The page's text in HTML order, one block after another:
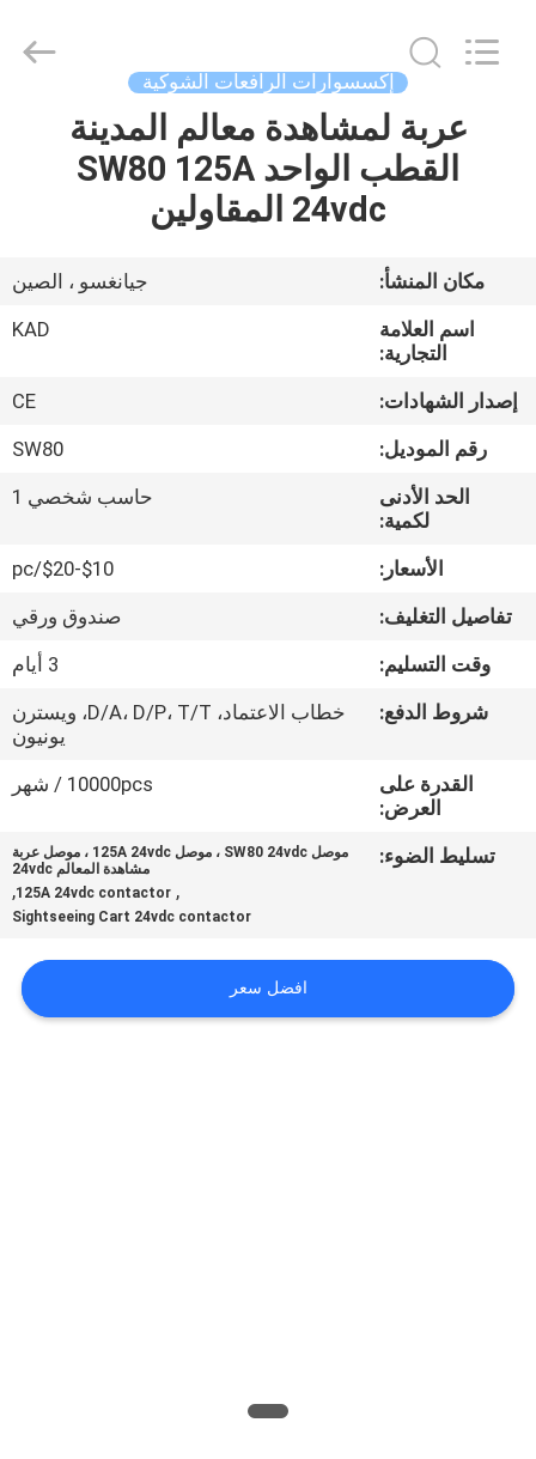
الصفحة
الرئيسية
أشرطة
معلومات
في
المعمل
مراقبة
اطلب
Machinery
Co.,Ltd.
إكسسوارات الرافعات الشوكية
عربة لمشاهدة معالم المدينة
القطب الواحد SW80 125A
24vdc المقاولين
مكان المنشأ:
جيانغسو ، الصين
اسم العلامة
التجارية:
KAD
إصدار الشهادات:
CE
رقم الموديل:
SW80
الحد الأدنى
لكمية:
حاسب شخصي 1
الأسعار:
$10-$20/pc
تفاصيل التغليف:
صندوق ورقي
وقت التسليم:
3 أيام
شروط الدفع:
خطاب الاعتماد، D/A، D/P، T/T، ويسترن
يونيون
القدرة على
العرض:
10000pcs / شهر
تسليط الضوء:
موصل SW80 24vdc ، موصل 125A 24vdc ، موصل عربة
مشاهدة المعالم 24vdc
,
125A 24vdc contactor
,
Sightseeing Cart 24vdc contactor
افضل سعر